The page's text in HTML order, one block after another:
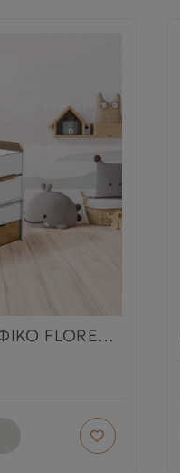
ΚΡΕΒΑΤΙ ΠΟΛΥΜΟΡΦΙΚΟ FLORENCE